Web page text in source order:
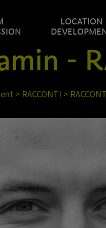
LOCATION
-
> RACCONTI >